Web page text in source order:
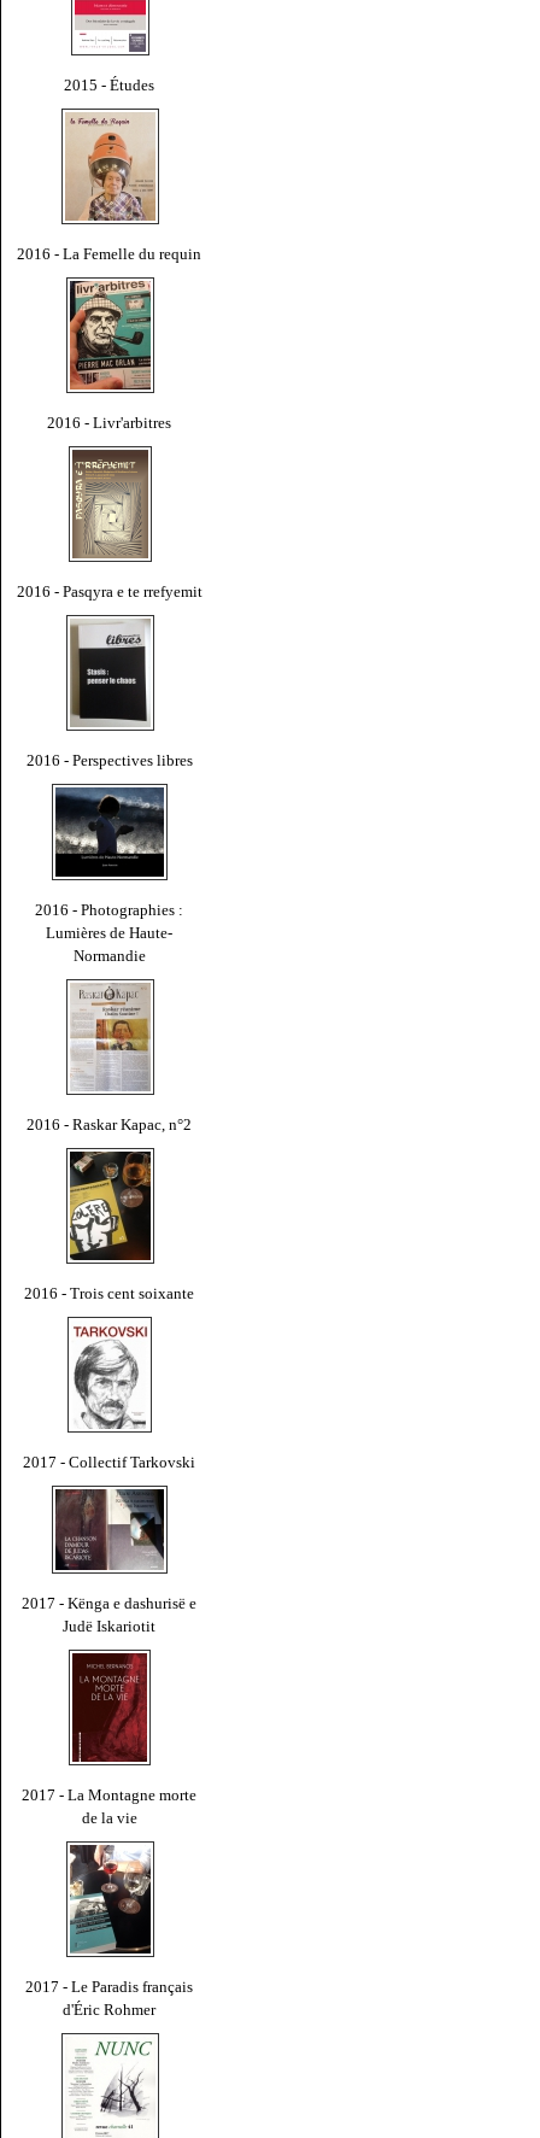
2015 - Études
2016 - La Femelle du requin
2016 - Livr'arbitres
2016 - Pasqyra e te rrefyemit
2016 - Perspectives libres
2016 - Photographies :
Lumières de Haute-
Normandie
2016 - Raskar Kapac, n°2
2016 - Trois cent soixante
2017 - Collectif Tarkovski
2017 - Kënga e dashurisë e
Judë Iskariotit
2017 - La Montagne morte
de la vie
2017 - Le Paradis français
d'Éric Rohmer